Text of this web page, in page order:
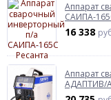
Аппарат
САИПА-
16 338
Аппарат
АДАПТИВ/